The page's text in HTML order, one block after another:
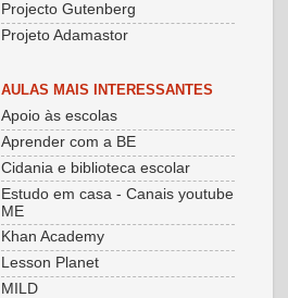
Projecto Gutenberg
Projeto Adamastor
AULAS MAIS INTERESSANTES
Apoio às escolas
Aprender com a BE
Cidania e biblioteca escolar
Estudo em casa - Canais youtube
ME
Khan Academy
Lesson Planet
MILD